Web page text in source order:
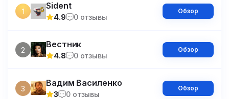
1
Sident
4.9 0 отзывы
Обзор
2
Вестник
4.8 0 отзывы
Обзор
3
Вадим Василенко
3 0 отзывы
Обзор